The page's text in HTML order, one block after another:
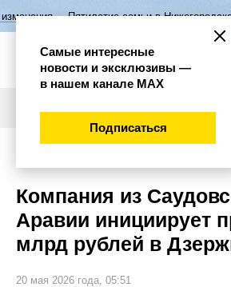
семьи в Нижегородской области
Компания из
Аравии инициирует
млрд рублей в
20 мая 2026 года, 05:51
Самые интересные
новости и эксклюзивы —
в нашем канале МАХ
Подписаться